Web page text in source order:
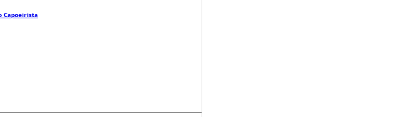
Capoeirista